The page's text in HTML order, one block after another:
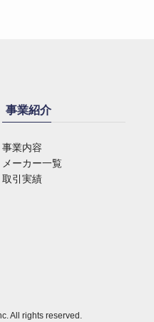
事業紹介
事業内容
メーカー一覧
取引実績
All rights reserved.